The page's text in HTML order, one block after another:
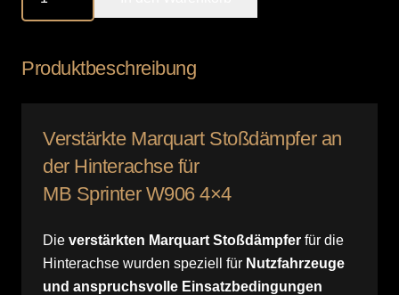
MB
Menge
Produktbeschreibung
Verstärkte Marquart Stoßdämpfer an
der Hinterachse für
MB Sprinter W906 4×4
Die verstärkten Marquart Stoßdämpfer für die
Hinterachse wurden speziell für Nutzfahrzeuge
und anspruchsvolle Einsatzbedingungen